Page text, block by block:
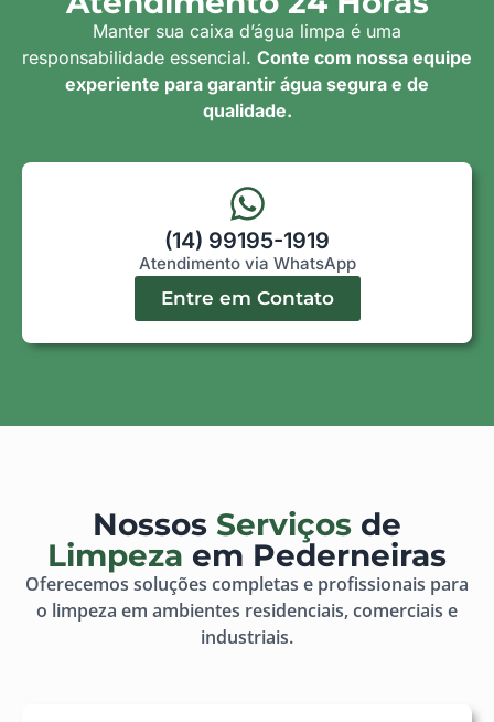
Manter sua caixa d’água limpa é uma
responsabilidade essencial. Conte com nossa equipe
experiente para garantir água segura e de
qualidade.
(14) 99195-1919
Atendimento via WhatsApp
Entre em Contato
Nossos Serviços de
Limpeza em Pederneiras
Oferecemos soluções completas e profissionais para
o limpeza em ambientes residenciais, comerciais e
industriais.